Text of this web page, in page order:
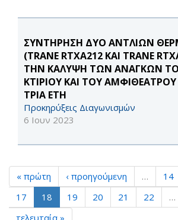
ΣΥΝΤΗΡΗΣΗ ΔΥΟ ΑΝΤΛΙΩΝ
(TRANE RTXA212 ΚΑΙ TRANE
ΤΗΝ ΚΑΛΥΨΗ ΤΩΝ ΑΝΑΓΚΩΝ
ΚΤΙΡΙΟΥ ΚΑΙ ΤΟΥ ΑΜΦΙΘΕΑΤΡΟΥ
ΤΡΙΑ ΕΤΗ
Προκηρύξεις Διαγωνισμών
6 Ιουν 2023
« πρώτη ‹ προηγούμενη … 14
17
18 19 20 21 22 …